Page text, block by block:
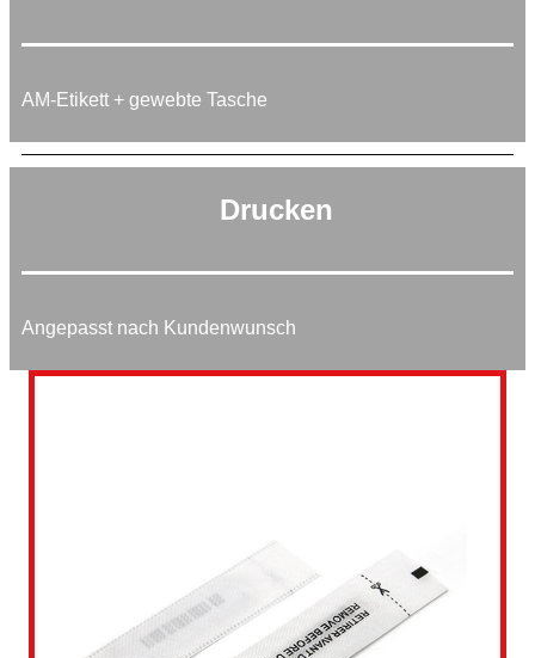
AM-Etikett + gewebte Tasche
Drucken
Angepasst nach Kundenwunsch